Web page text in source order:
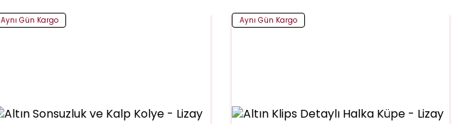
Aynı Gün Kargo Aynı Gün Kargo